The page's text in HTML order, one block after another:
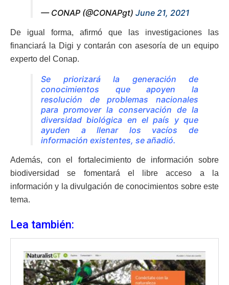
— CONAP (@CONAPgt) June 21, 2021
De igual forma, afirmó que las investigaciones las
financiará la Digi y contarán con asesoría de un equipo
experto del Conap.
Se priorizará la generación de
conocimientos que apoyen la
resolución de problemas nacionales
para promover la conservación de la
diversidad biológica en el país y que
ayuden a llenar los vacíos de
información existentes, se añadió.
Además, con el fortalecimiento de información sobre
biodiversidad se fomentará el libre acceso a la
información y la divulgación de conocimientos sobre este
tema.
Lea también: